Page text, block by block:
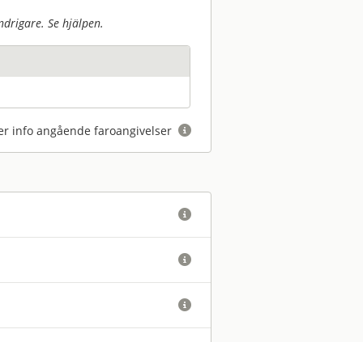
Se hjälpen.
info angående faroangivelser 


